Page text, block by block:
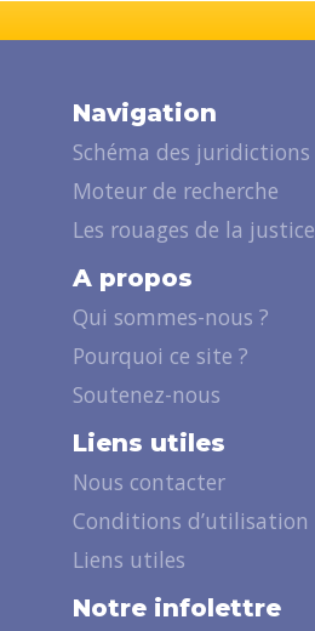
Navigation
Schéma des juridictions
Moteur de recherche
Les rouages de la justice
A propos
Qui sommes-nous ?
Pourquoi ce site ?
Soutenez-nous
Liens utiles
Nous contacter
Conditions d’utilisation
Liens utiles
Notre infolettre